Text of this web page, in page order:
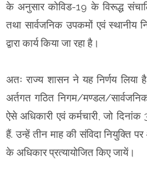
के अनुसार कोविड-19 के विरूद्ध
तथा सार्वजनिक उपकमों एवं स्थानीय
द्वारा कार्य किया जा रहा है।
अतः राज्य शासन ने यह निर्णय लिया
अर्तगत गठित निगम/मण्डल/
ऐसे अधिकारी एवं कर्मचारी, जो
हैं. उन्हें तीन माह की संविदा नियुक्ति
के अधिकार प्रत्यायोजित किए जायें।